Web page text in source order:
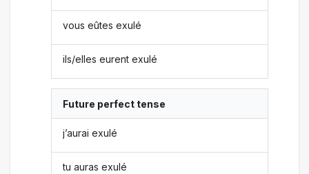
vous eûtes exulé
ils/elles eurent exulé
Future perfect tense
j’aurai exulé
tu auras exulé